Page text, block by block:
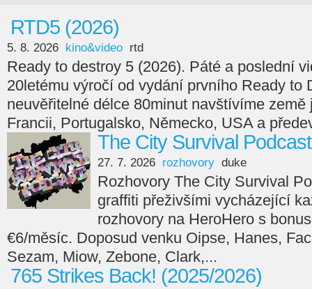
RTD5 (2026)
5. 8. 2026 kino&video rtd
Ready to destroy 5 (2026). Páté a poslední
20letému výročí od vydání prvního Ready to
neuvěřitelné délce 80minut navštívíme
Francii, Portugalsko, Německo, USA a
The City Survival Podcast
27. 7. 2026 rozhovory duke
Rozhovory The City Survival
graffiti přeživšími vycházející
rozhovory na HeroHero s
€6/měsíc. Doposud venku Oipse, Hanes,
Sezam, Miow, Zebone, Clark,...
765 Strikes Back! (2025/2026)